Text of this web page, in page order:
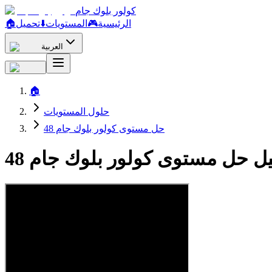
كولور بلوك جام
🏠
الرئيسية🎮 المستويات⬇️تحميل
العربية
🏠
حلول المستويات
حل مستوى كولور بلوك جام 48
حل مستوى كولور بلوك جام 48